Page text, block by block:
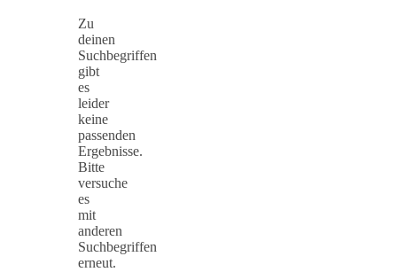
Zu
deinen
Suchbegriffen
gibt
es
leider
keine
passenden
Ergebnisse.
Bitte
versuche
es
mit
anderen
Suchbegriffen
erneut.